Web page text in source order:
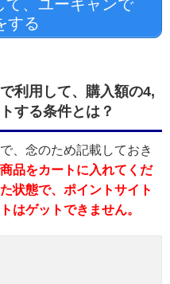
て、ユーキャンで
する
利用して、購入額の4,
する条件とは？
、念のため記載しておき
品をカートに入れてくだ
状態で、ポイントサイト
はゲットできません。